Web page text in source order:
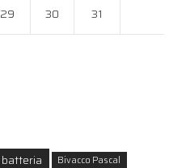
29 30 31
batteria Bivacco Pascal